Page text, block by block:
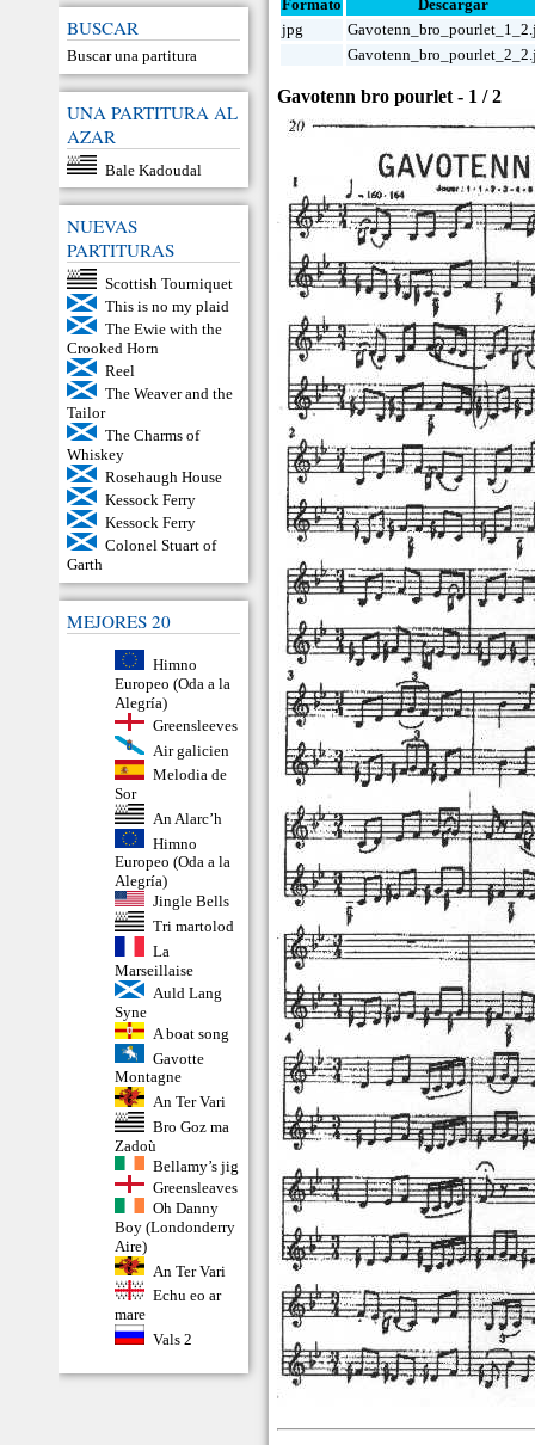
BUSCAR
Buscar una partitura
UNA PARTITURA AL
AZAR
Bale Kadoudal
NUEVAS
PARTITURAS
Scottish Tourniquet
This is no my plaid
The Ewie with the
Crooked Horn
Reel
The Weaver and the
Tailor
The Charms of
Whiskey
Rosehaugh House
Kessock Ferry
Kessock Ferry
Colonel Stuart of
Garth
MEJORES 20
Himno
Europeo (Oda a la
Alegría)
Greensleeves
Air galicien
Melodia de
Sor
An Alarc’h
Himno
Europeo (Oda a la
Alegría)
Jingle Bells
Tri martolod
La
Marseillaise
Auld Lang
Syne
A boat song
Gavotte
Montagne
An Ter Vari
Bro Goz ma
Zadoù
Bellamy’s jig
Greensleaves
Oh Danny
Boy (Londonderry
Aire)
An Ter Vari
Echu eo ar
mare
Vals 2
Formato
Descargar
jpg
Gavotenn bro pourlet - 1 / 2